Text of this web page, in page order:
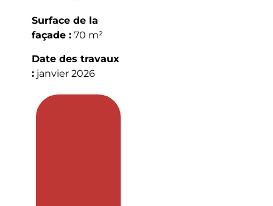
Surface de la
façade :70 m²
Date des travaux
:janvier 2026